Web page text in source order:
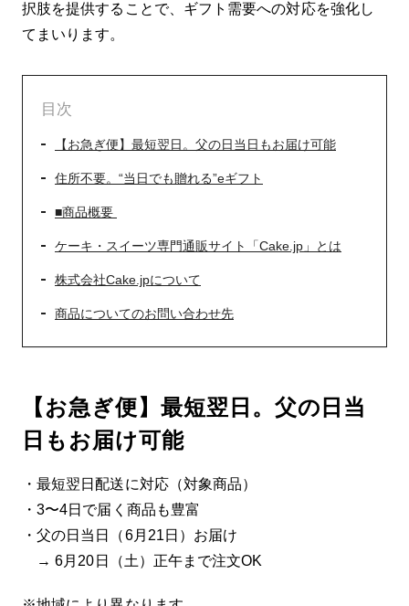
択肢を提供することで、ギフト需要への対応を強化し
てまいります。
目次
【お急ぎ便】最短翌日。父の日当日もお届け可能
住所不要。“当日でも贈れる”eギフト
■商品概要
ケーキ・スイーツ専門通販サイト「Cake.jp」とは
株式会社Cake.jpについて
商品についてのお問い合わせ先
【お急ぎ便】最短翌日。父の日当
日もお届け可能
・最短翌日配送に対応（対象商品）
・3〜4日で届く商品も豊富
・父の日当日（6月21日）お届け
→ 6月20日（土）正午まで注文OK